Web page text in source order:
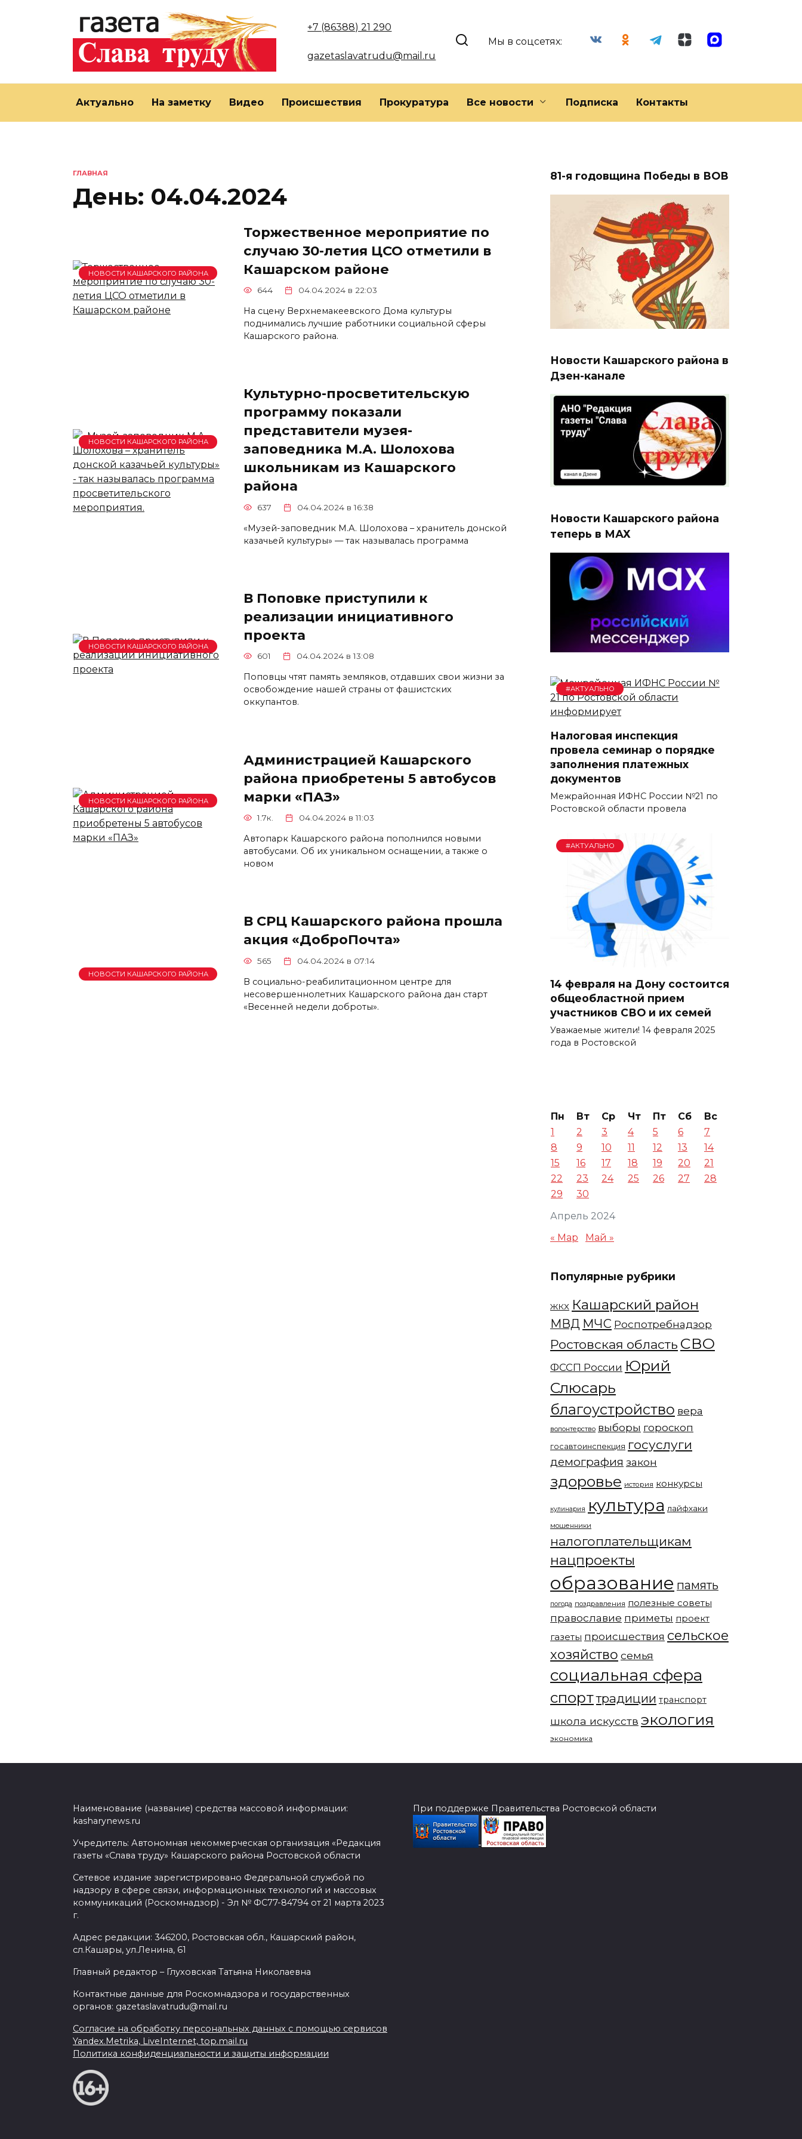
+7 (86388) 21 290
gazetaslavatrudu@mail.ru
Мы в соцсетях:
Актуально На заметку Видео Происшествия Прокуратура Все новости Подписка Контакты
ГЛАВНАЯ
День: 04.04.2024
НОВОСТИ КАШАРСКОГО РАЙОНА
Торжественное мероприятие по
случаю 30-летия ЦСО отметили в
Кашарском районе
644 04.04.2024 в 22:03
На сцену Верхнемакеевского Дома культуры
поднимались лучшие работники социальной сферы
Кашарского района.
НОВОСТИ КАШАРСКОГО РАЙОНА
Культурно-просветительскую
программу показали
представители музея-
заповедника М.А. Шолохова
школьникам из Кашарского
района
637 04.04.2024 в 16:38
«Музей-заповедник М.А. Шолохова – хранитель донской
казачьей культуры» — так называлась программа
НОВОСТИ КАШАРСКОГО РАЙОНА
В Поповке приступили к
реализации инициативного
проекта
601 04.04.2024 в 13:08
Поповцы чтят память земляков, отдавших свои жизни за
освобождение нашей страны от фашистских
оккупантов.
НОВОСТИ КАШАРСКОГО РАЙОНА
Администрацией Кашарского
района приобретены 5 автобусов
марки «ПАЗ»
1.7к. 04.04.2024 в 11:03
Автопарк Кашарского района пополнился новыми
автобусами. Об их уникальном оснащении, а также о
новом
НОВОСТИ КАШАРСКОГО РАЙОНА
В СРЦ Кашарского района прошла
акция «ДоброПочта»
565 04.04.2024 в 07:14
В социально-реабилитационном центре для
несовершеннолетних Кашарского района дан старт
«Весенней недели доброты».
81-я годовщина Победы в ВОВ
Новости Кашарского района в
Дзен-канале
Новости Кашарского района
теперь в МАХ
#АКТУАЛЬНО
Налоговая инспекция
провела семинар о порядке
заполнения платежных
документов
Межрайонная ИФНС России №21 по
Ростовской области провела
#АКТУАЛЬНО
14 февраля на Дону состоится
общеобластной прием
участников СВО и их семей
Уважаемые жители! 14 февраля 2025
года в Ростовской
Апрель 2024
Пн Вт Ср Чт Пт Сб
Вс
1
2 3 4 5 6
7
8
9 10 11 12 13
14
15
16 17 18 19 20
21
22
23 24 25 26 27
28
29
30
« Мар Май »
Популярные рубрики
ЖКХ Кашарский район
МВД МЧС Роспотребнадзор
Ростовская область СВО
ФССП России Юрий
Слюсарь
благоустройство вера
волонтерство выборы гороскоп
госавтоинспекция госуслуги
демография закон
здоровье история конкурсы
кулинария культура лайфхаки
мошенники
налогоплательщикам
нацпроекты
образование память
погода поздравления полезные советы
православие приметы проект
газеты происшествия сельское
хозяйство семья
социальная сфера
спорттрадиции транспорт
школа искусств экология
экономика
Наименование (название) средства массовой информации:
kasharynews.ru
Учредитель: Автономная некоммерческая организация «Редакция
газеты «Слава труду» Кашарского района Ростовской области
Сетевое издание зарегистрировано Федеральной службой по
надзору в сфере связи, информационных технологий и массовых
коммуникаций (Роскомнадзор) - Эл № ФС77-84794 от 21 марта 2023
г.
Адрес редакции: 346200, Ростовская обл., Кашарский район,
сл.Кашары, ул.Ленина, 61
Главный редактор – Глуховская Татьяна Николаевна
Контактные данные для Роскомнадзора и государственных
органов: gazetaslavatrudu@mail.ru
Согласие на обработку персональных данных с помощью сервисов
Yandex.Metrika, LiveInternet, top.mail.ru
Политика конфиденциальности и защиты информации
При поддержке Правительства Ростовской области